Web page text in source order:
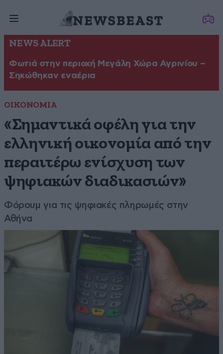
NEWS ALERT
Φωτιά στην περιοχή Μεγάλη Χώρα Αγρινίου –
Σηκώθηκαν εναέρια
ΟΙΚΟΝΟΜΙΑ
«Σημαντικά οφέλη για την
ελληνική οικονομία από την
περαιτέρω ενίσχυση των
ψηφιακών διαδικασιών»
Φόρουμ για τις ψηφιακές πληρωμές στην
Αθήνα